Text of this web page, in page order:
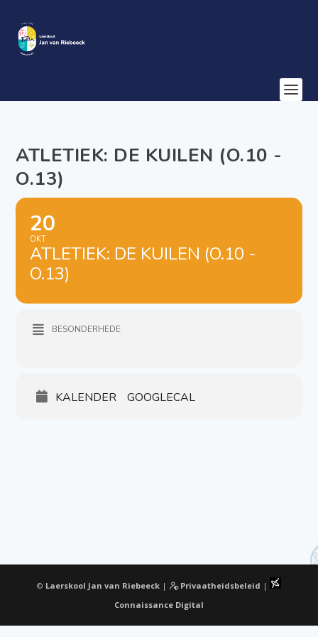
ATLETIEK: DE KUILEN (O.10 -
O.13)
20
OKT
ATLETIEK: DE KUILEN (O.10 -
O.13)
BESONDERHEDE
KALENDER GOOGLECAL
© Laerskool Jan van Riebeeck| Privaatheidsbeleid |
Connaissance Digital